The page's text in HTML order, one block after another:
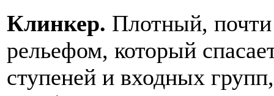
Клинкер. Плотный,
рельефом, который
ступеней и входных